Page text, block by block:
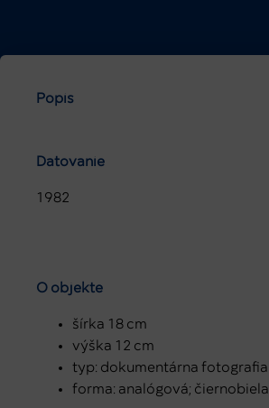
Popis
Datovanie
1982
O objekte
šírka 18 cm
výška 12 cm
typ: dokumentárna fotografia
forma: analógová; čiernobiela